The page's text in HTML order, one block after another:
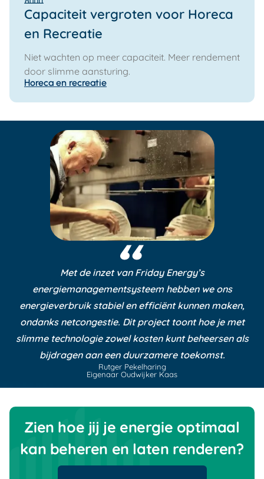
Capaciteit vergroten voor Horeca
en Recreatie
Niet wachten op meer capaciteit. Meer rendement
door slimme aansturing.
Horeca en recreatie
Met de inzet van Friday Energy’s
energiemanagementsysteem hebben we ons
energieverbruik stabiel en efficiënt kunnen maken,
ondanks netcongestie. Dit project toont hoe je met
slimme technologie zowel kosten kunt beheersen als
bijdragen aan een duurzamere toekomst.
Rutger Pekelharing
Eigenaar Oudwijker Kaas
Zien hoe jij je energie optimaal
kan beheren en laten renderen?